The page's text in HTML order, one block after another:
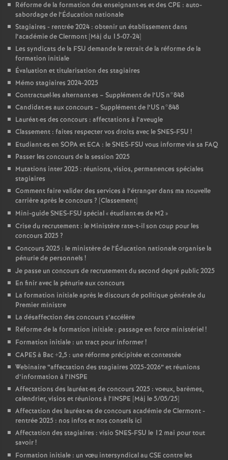
Réforme de la formation des enseignant·es et des CPE : auto-
sabordage de l’Éducation nationale
Stagiaires - rentrée 2024 : obtenir un établissement dans
l’académie de Clermont [Màj du 15-07-24]
Les syndicats de la FSU demande le retrait de la réforme de la
formation initiale
Évaluation et titularisation des stagiaires
Mémo stagiaires 2024-2025
Contractuel·les alternant·es – Supplément de l’US n°848
Candidat·es aux concours – Supplément de l’US n°848
Lauréat·es des concours : affectations à l’aveugle
Classement : faites respecter vos droits avec le SNES-FSU !
Etudiant·es en SOPA et ECA : le SNES-FSU vous informe via sa FAQ
Passer les concours de la session 2025
Mutations inter 2025 : réunions, visios, permanences spéciales
stagiaires
Comment faire valider des services à l’étranger dans ma nouvelle
carrière après le concours ? [Classement]
Mini-guide SNES-FSU spécial «étudiant·es de M2»
Crise du recrutement : le Ministère rate-t-il son coup pour les
concours 2025?
Concours 2025 : le ministère de l’Éducation nationale organise la
pénurie de personnels !
Je passe un concours de recrutement du second degré public 2025
En finir avec la pénurie aux concours
La formation initiale après le discours de politique générale du
Premier ministre
La désaffection des concours s’accélère
Réforme de la formation initiale : passage en force ministériel!
Formation initiale : un tract pour informer!
CAPES à Bac +2,5 : une réforme précipitée et contestée
Webinaire “affectation des stagiaires 2025-2026” et réunions
d’information à l’INSPE
Affectations des lauréat·es de concours 2025 : voeux, barèmes,
calendrier, visios et réunions à l’INSPE [Màj le 5/05/25]
Affectation des lauréat·es de concours académie de Clermont -
rentrée 2025 : nos infos et nos conseils ici
Affectation des stagiaires : visio SNES-FSU le 12 mai pour tout
savoir!
Formation initiale : un vœu intersyndical au CSE contre les